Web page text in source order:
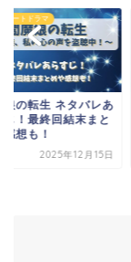
ョートドラマ
離れた愛 ネタバレあ
じ！最終回結末まと
感想！
2025年12月9日